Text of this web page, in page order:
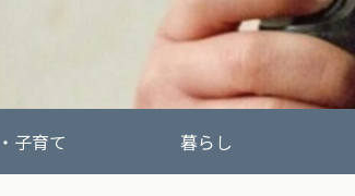
子育て 暮らし